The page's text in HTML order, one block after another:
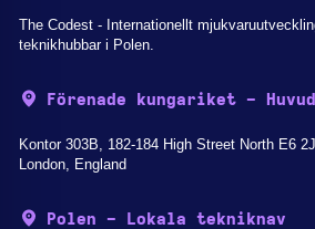
The Codest - Internationellt
teknikhubbar i Polen.
Förenade kungariket -
Kontor 303B, 182-184 High Street North E6
London, England
Polen - Lokala tekniknav